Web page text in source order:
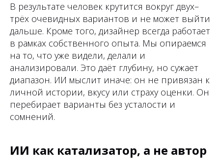
В результате человек крутится вокруг двух–
трёх очевидных вариантов и не может выйти
дальше. Кроме того, дизайнер всегда работает
в рамках собственного опыта. Мы опираемся
на то, что уже видели, делали и
анализировали. Это даёт глубину, но сужает
диапазон. ИИ мыслит иначе: он не привязан к
личной истории, вкусу или страху оценки. Он
перебирает варианты без усталости и
сомнений.
ИИ как катализатор, а не автор